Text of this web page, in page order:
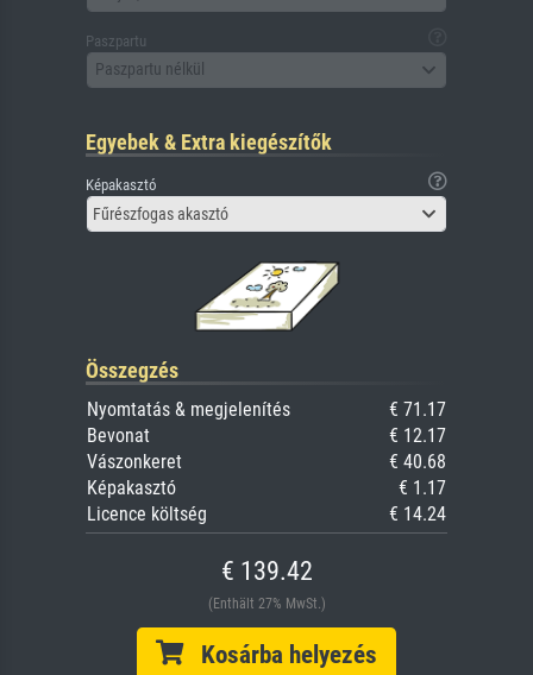
Paszpartu
Paszpartu nélkül
Egyebek & Extra kiegészítők
Képakasztó
Fűrészfogas akasztó
Összegzés
Nyomtatás & megjelenítés
€ 71.17
Bevonat
€ 12.17
Vászonkeret
€ 40.68
Képakasztó
€ 1.17
Licence költség
€ 14.24
€ 139.42
(Enthält 27% MwSt.)
Kosárba helyezés